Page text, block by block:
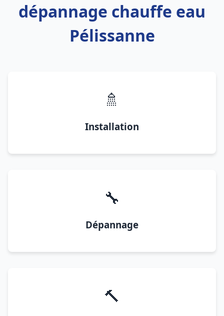
dépannage chauffe eau
Pélissanne
🚿
Installation
🔧
Dépannage
🔨